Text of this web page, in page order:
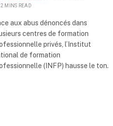
2 MINS READ
aux abus dénoncés dans
centres de formation
privés, l’Institut
de formation
(INFP) hausse le ton.